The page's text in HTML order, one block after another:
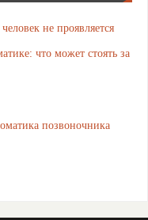
не проявляется
что может стоять за
позвоночника